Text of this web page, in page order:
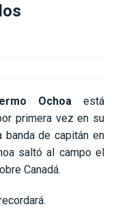
Ochoa está
primera vez en su
banda de capitán en
saltó al campo el
Canadá.